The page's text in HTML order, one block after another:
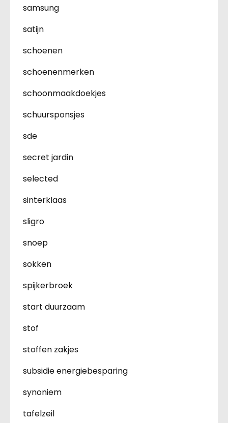
samsung
satijn
schoenen
schoenenmerken
schoonmaakdoekjes
schuursponsjes
sde
secret jardin
selected
sinterklaas
sligro
snoep
sokken
spijkerbroek
start duurzaam
stof
stoffen zakjes
subsidie energiebesparing
synoniem
tafelzeil